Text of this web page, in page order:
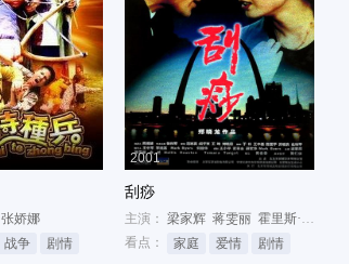
张娇娜
战争 剧情
2001
刮痧
主演： 梁家辉 蒋雯丽 霍里斯·豪斯顿
看点：
家庭 爱情 剧情